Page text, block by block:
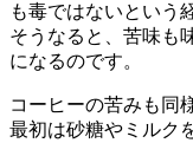
も毒ではないという
そうなると、苦味も
になるのです。
コーヒーの苦みも同
最初は砂糖やミルク